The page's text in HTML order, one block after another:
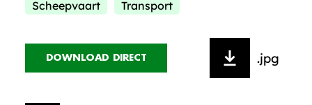
Scheepvaart
Transport
DOWNLOAD DIRECT .jpg